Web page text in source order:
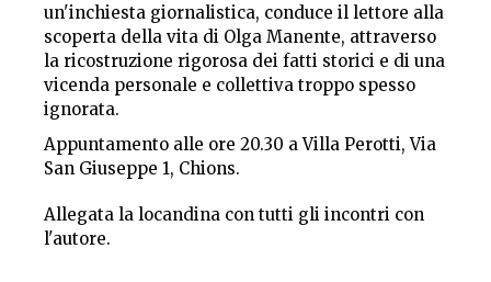
un'inchiesta giornalistica, conduce il lettore alla
scoperta della vita di Olga Manente, attraverso
la ricostruzione rigorosa dei fatti storici e di una
vicenda personale e collettiva troppo spesso
ignorata.
Appuntamento alle ore 20.30 a Villa Perotti, Via
San Giuseppe 1, Chions.
Allegata la locandina con tutti gli incontri con
l'autore.